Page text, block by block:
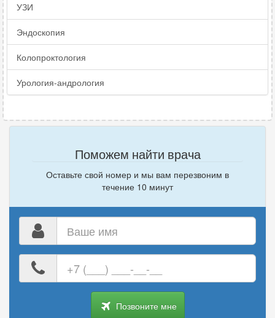
УЗИ
Эндоскопия
Колопроктология
Урология-андрология
Поможем найти врача
Оставьте свой номер и мы вам перезвоним в
течение 10 минут
номер
телефона
Позвоните мне